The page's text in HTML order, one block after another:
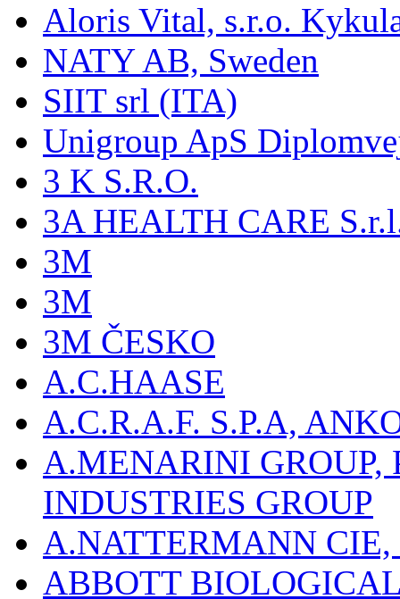
Aloris Vital, s.r.o.
NATY AB, Sweden
SIIT srl (ITA)
Unigroup ApS
3 K S.R.O.
3A HEALTH CARE
3M
3M
3M ČESKO
A.C.HAASE
A.C.R.A.F. S.P.A,
A.MENARINI
INDUSTRIES GROUP
A.NATTERMANN
ABBOTT